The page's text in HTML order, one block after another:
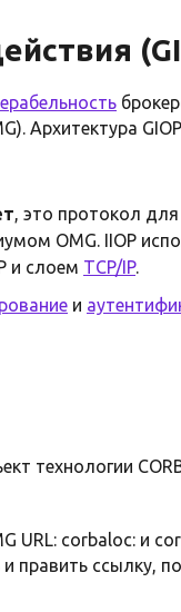
Архитектура
, это протокол для
OMG. IIOP
и слоем TCP/IP.
и
технологии
URL: corbaloc: и
править ссылку,